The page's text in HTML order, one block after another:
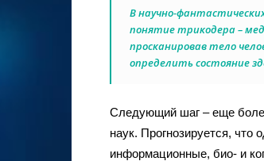
В научно-
понятие трикодера –
просканировав тело
определить состояние
Следующий шаг – еще
наук. Прогнозируется, что
информационные, био- и